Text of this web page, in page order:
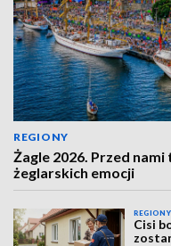
REGIONY
Żagle 2026. Przed
żeglarskich emocji
REGIONY
Cisi